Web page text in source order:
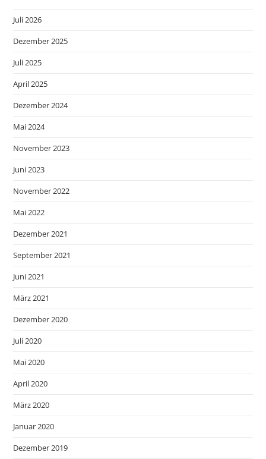
Juli 2026
Dezember 2025
Juli 2025
April 2025
Dezember 2024
Mai 2024
November 2023
Juni 2023
November 2022
Mai 2022
Dezember 2021
September 2021
Juni 2021
März 2021
Dezember 2020
Juli 2020
Mai 2020
April 2020
März 2020
Januar 2020
Dezember 2019